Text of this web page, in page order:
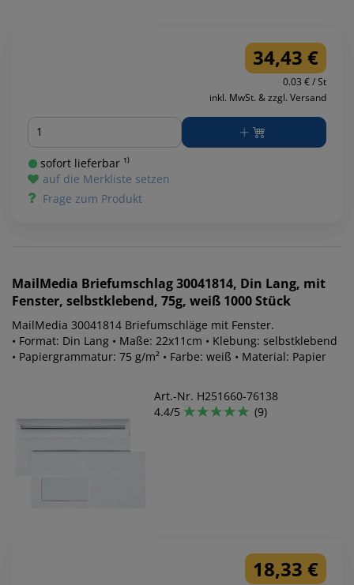
34,43 €
0.03 € / St
inkl. MwSt. & zzgl. Versand
Menge
sofort lieferbar ¹⁾
auf die Merkliste setzen
Frage zum Produkt
MailMedia Briefumschlag 30041814, Din Lang, mit
Fenster, selbstklebend, 75g, weiß 1000 Stück
MailMedia 30041814 Briefumschläge mit Fenster.
• Format: Din Lang • Maße: 22x11cm • Klebung: selbstklebend
• Papiergrammatur: 75 g/m² • Farbe: weiß • Material: Papier
Art.-Nr. H251660-76138
4.4/5
(9)
18,33 €